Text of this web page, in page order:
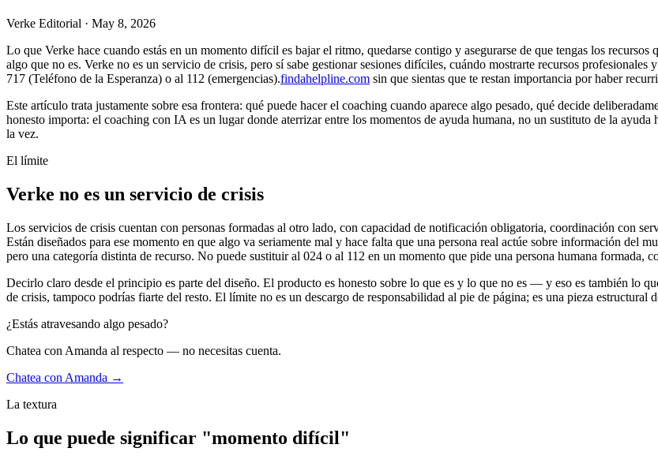
Verke Editorial · May 8, 2026
Lo que Verke hace cuando estás en un momento difícil es bajar el ritmo, quedarse contigo y asegurarse de que tengas los
algo que no es. Verke no es un servicio de crisis, pero sí sabe gestionar sesiones difíciles, cuándo mostrarte recursos
717 (Teléfono de la Esperanza) o al 112 (emergencias).findahelpline.com sin que sientas que te restan importancia por haber
Este artículo trata justamente sobre esa frontera: qué puede hacer el coaching cuando aparece algo pesado, qué decide
honesto importa: el coaching con IA es un lugar donde aterrizar entre los momentos de ayuda humana, no un sustituto de la
la vez.
El límite
Verke no es un servicio de crisis
Los servicios de crisis cuentan con personas formadas al otro lado, con capacidad de notificación obligatoria, coordinación con
Están diseñados para ese momento en que algo va seriamente mal y hace falta que una persona real actúe sobre información del
pero una categoría distinta de recurso. No puede sustituir al 024 o al 112 en un momento que pide una persona humana formada,
Decirlo claro desde el principio es parte del diseño. El producto es honesto sobre lo que es y lo que no es — y eso es también lo
de crisis, tampoco podrías fiarte del resto. El límite no es un descargo de responsabilidad al pie de página; es una pieza estructural
¿Estás atravesando algo pesado?
Chatea con Amanda al respecto — no necesitas cuenta.
Chatea con Amanda →
La textura
Lo que puede significar "momento difícil"